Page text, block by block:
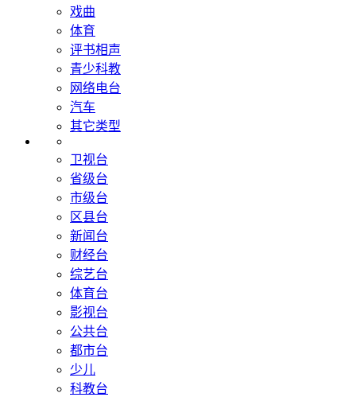
戏曲
体育
评书相声
青少科教
网络电台
汽车
其它类型
卫视台
省级台
市级台
区县台
新闻台
财经台
综艺台
体育台
影视台
公共台
都市台
少儿
科教台